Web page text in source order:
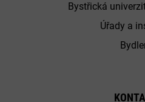
Bystřická
Úřady a